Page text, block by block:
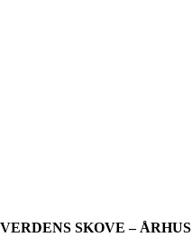
VERDENS SKOVE – ÅRHUS